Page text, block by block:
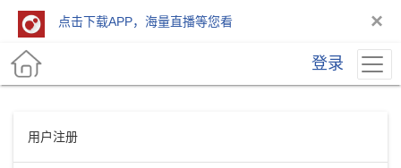
点击下载APP，海量直播等您看 ×
登录
用户注册